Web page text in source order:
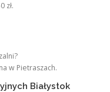
zł.
w Pietraszach.
Białystok